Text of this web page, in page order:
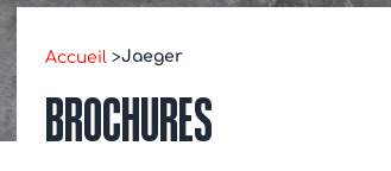
Accueil >Jaeger
BROCHURES